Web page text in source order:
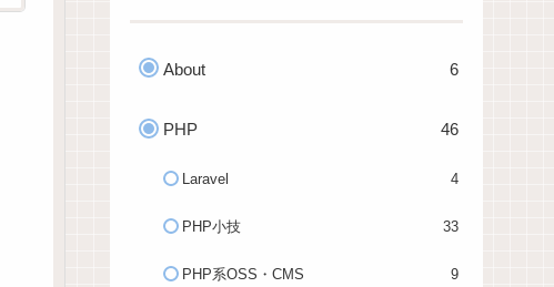
About 6
PHP 46
Laravel 4
PHP小技 33
PHP系OSS・CMS 9